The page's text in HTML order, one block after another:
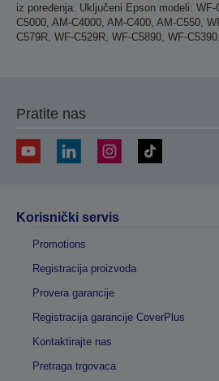
iz poređenja. Uključeni Epson modeli: WF-
C5000, AM-C4000, AM-C400, AM-C550,
C579R, WF-C529R, WF-C5890, WF-C5390.
Pratite nas
Korisnički servis
Promotions
Registracija proizvoda
Provera garancije
Registracija garancije CoverPlus
Kontaktirajte nas
Pretraga trgovaca